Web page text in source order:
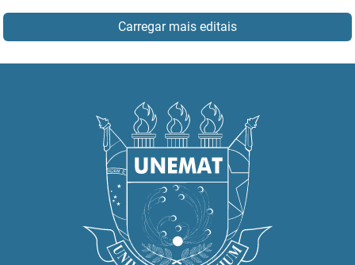
Carregar mais editais